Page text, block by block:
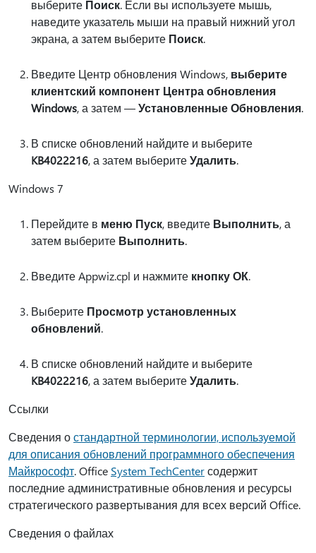
выберите Поиск. Если вы используете мышь,
наведите указатель мыши на правый нижний угол
экрана, а затем выберите Поиск.
Введите Центр обновления Windows, выберите
клиентский компонент Центра обновления
Windows, а затем —Установленные Обновления.
В списке обновлений найдите и выберите
KB4022216, а затем выберитеУдалить.
Windows 7
Перейдите в меню Пуск, введите Выполнить, а
затем выберите Выполнить.
Введите Appwiz.cpl и нажмите кнопку ОК.
Выберите Просмотр установленных
обновлений.
В списке обновлений найдите и выберите
KB4022216, а затем выберитеУдалить.
Ссылки
Сведения остандартной терминологии, используемой
для описания обновлений программного обеспечения
Майкрософт. Office System TechCenterсодержит
последние административные обновления и ресурсы
стратегического развертывания для всех версий Office.
Сведения о файлах